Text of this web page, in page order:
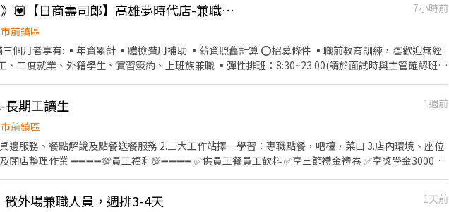
競賽獎金 ▪💹一年4次考核及調薪 ▪💵加班費5分鐘為單位計算 ⭕企業魅力 ▪「以人為本」
同仁的意見，提升參與感 ▪除學習到日本商業禮儀、衛生知識及專業的烹飪技巧，還可接觸店鋪的經
數據分析等專業知識 ▪升遷快速且制度完善，依努力及成果將有升遷加薪的機會 ▪享有完善的福利制
計算，重視員工的辛勤付出 ▪計畫拓展全台灣，讓更多人有機會品嚐美味平價壽司，致力成為頂尖品
折扣 ⑦提供員工制服 ⑧任職一年後提供免費健檢 ⭕其它 【實習相關】 歡迎餐飲相關科系
加班費
《時薪假日210元起》💟【日商壽司郎】高雄夢時代店-兼職人員
7小時前
前鎮區
: ▪年資累計 ▪體檢費用補助 ▪薪資照舊計算 ⭕招募條件 ▪職前教育訓練，👏歡迎無經
二度就業、外籍學生、實習簽約、上班族兼職 ▪彈性排班：8:30~23:00(請於面試時與主管確認班
競賽獎金 ▪💹一年4次考核及調薪 ▪💵加班費5分鐘為單位計算 ⭕企業魅力 ▪「以人為本」
同仁的意見，提升參與感 ▪除學習到日本商業禮儀、衛生知識及專業的烹飪技巧，還可接觸店鋪的經
數據分析等專業知識 ▪升遷快速且制度完善，依努力及成果將有升遷加薪的機會 ▪享有完善的福利制
計算，重視員工的辛勤付出 ▪計畫拓展全台灣，讓更多人有機會品嚐美味平價壽司，致力成為頂尖品
折扣 ⑦提供員工制服 ⑧任職一年後提供免費健檢 ⭕其它 【實習相關】 歡迎餐飲相關科系
加班費
期工讀生
1週前
前鎮區
邊服務、餐點解說及點餐送餐服務 2.三大工作站擇一學習：專職點餐，吧檯，菜口 3.店內環境、座位
員工飲料 ✅享三節禮金禮卷 ✅享獎學金3000元
外場兼職人員，週排3-4天
1天前